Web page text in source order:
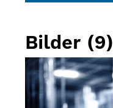
Bilder (9)